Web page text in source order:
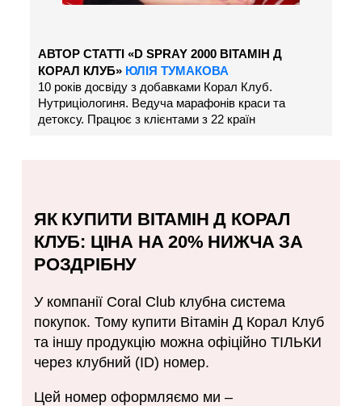
АВТОР СТАТТІ «D SPRAY 2000 ВІТАМІН Д
КОРАЛ КЛУБ» ЮЛІЯ ТУМАКОВА
10 років досвіду з добавками Корал Клуб.
Нутриціологиня. Ведуча марафонів краси та
детоксу. Працює з клієнтами з 22 країн
ЯК КУПИТИ ВІТАМІН Д КОРАЛ
КЛУБ: ЦІНА НА 20% НИЖЧА ЗА
РОЗДРІБНУ
У компанії Coral Club клубна система
покупок. Тому купити Вітамін Д Корал Клуб
та іншу продукцію можна офіційно ТІЛЬКИ
через клубний (ID) номер.
Цей номер оформляємо ми –